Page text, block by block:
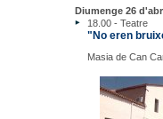
Diumenge 26
18.00 - Teatre
"No eren
Masia de Can